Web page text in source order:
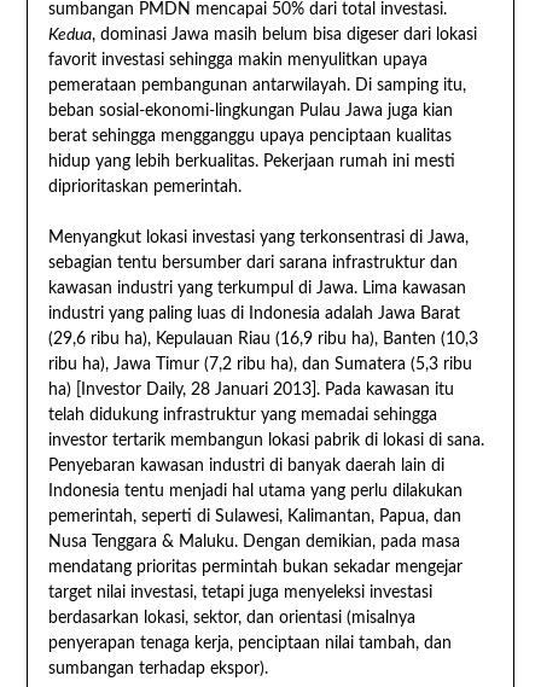
sumbangan PMDN mencapai 50% dari total investasi.
Kedua, dominasi Jawa masih belum bisa digeser dari lokasi
favorit investasi sehingga makin menyulitkan upaya
pemerataan pembangunan antarwilayah. Di samping itu,
beban sosial-ekonomi-lingkungan Pulau Jawa juga kian
berat sehingga mengganggu upaya penciptaan kualitas
hidup yang lebih berkualitas. Pekerjaan rumah ini mesti
diprioritaskan pemerintah.
Menyangkut lokasi investasi yang terkonsentrasi di Jawa,
sebagian tentu bersumber dari sarana infrastruktur dan
kawasan industri yang terkumpul di Jawa. Lima kawasan
industri yang paling luas di Indonesia adalah Jawa Barat
(29,6 ribu ha), Kepulauan Riau (16,9 ribu ha), Banten (10,3
ribu ha), Jawa Timur (7,2 ribu ha), dan Sumatera (5,3 ribu
ha) [Investor Daily, 28 Januari 2013]. Pada kawasan itu
telah didukung infrastruktur yang memadai sehingga
investor tertarik membangun lokasi pabrik di lokasi di sana.
Penyebaran kawasan industri di banyak daerah lain di
Indonesia tentu menjadi hal utama yang perlu dilakukan
pemerintah, seperti di Sulawesi, Kalimantan, Papua, dan
Nusa Tenggara & Maluku. Dengan demikian, pada masa
mendatang prioritas permintah bukan sekadar mengejar
target nilai investasi, tetapi juga menyeleksi investasi
berdasarkan lokasi, sektor, dan orientasi (misalnya
penyerapan tenaga kerja, penciptaan nilai tambah, dan
sumbangan terhadap ekspor).